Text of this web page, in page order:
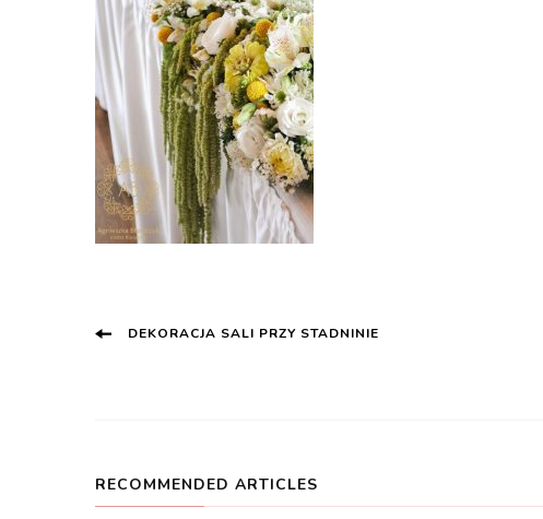
Post
DEKORACJA SALI PRZY STADNINIE
RECOMMENDED ARTICLES